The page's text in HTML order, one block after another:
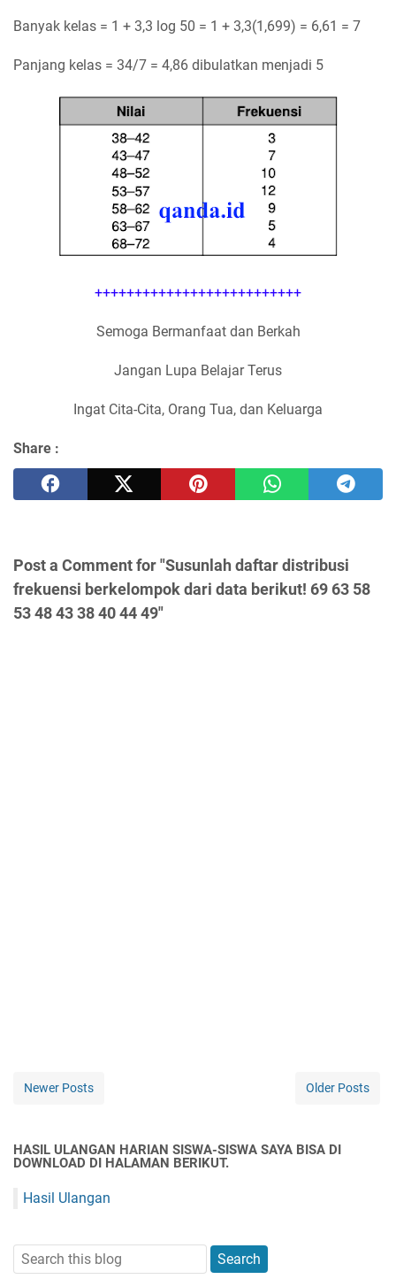
Banyak kelas = 1 + 3,3 log 50 = 1 + 3,3(1,699) = 6,61 = 7
Panjang kelas = 34/7 = 4,86 dibulatkan menjadi 5
++++++++++++++++++++++++++
Semoga Bermanfaat dan Berkah
Jangan Lupa Belajar Terus
Ingat Cita-Cita, Orang Tua, dan Keluarga
Share :
Post a Comment for "Susunlah daftar distribusi
frekuensi berkelompok dari data berikut! 69 63 58
53 48 43 38 40 44 49"
Newer Posts Older Posts
HASIL ULANGAN HARIAN SISWA-SISWA SAYA BISA DI
DOWNLOAD DI HALAMAN BERIKUT.
Hasil Ulangan